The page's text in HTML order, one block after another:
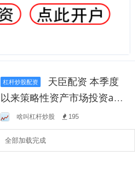
杠杆炒股配资
以来策略性资产市场投资app
平台的合规审查机制执行层
面
啥叫杠杆炒股 195
全部加载完成